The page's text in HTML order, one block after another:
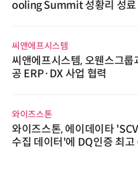
ooling Summit 성황리 성료
씨앤에프시스템
씨앤에프시스템, 오웬스그룹
공 ERP·DX 사업 협력
와이즈스톤
와이즈스톤, 에이데이타
수집 데이터'에 DQ인증 최고